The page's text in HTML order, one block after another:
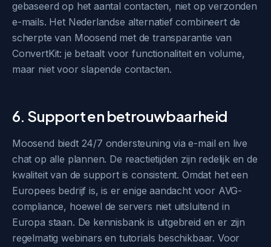
gebaseerd op het aantal contacten, niet op verzonden
e-mails. Het Nederlandse alternatief combineert de
scherpte van Moosend met de transparantie van
ConvertKit: je betaalt voor functionaliteit en volume,
maar niet voor slapende contacten.
6. Support en betrouwbaarheid
Moosend biedt 24/7 ondersteuning via e-mail en live
chat op alle plannen. De reactietijden zijn redelijk en de
kwaliteit van de support is consistent. Omdat het een
Europees bedrijf is, is er enige aandacht voor AVG-
compliance, hoewel de servers niet uitsluitend in
Europa staan. De kennisbank is uitgebreid en er zijn
regelmatig webinars en tutorials beschikbaar. Voor